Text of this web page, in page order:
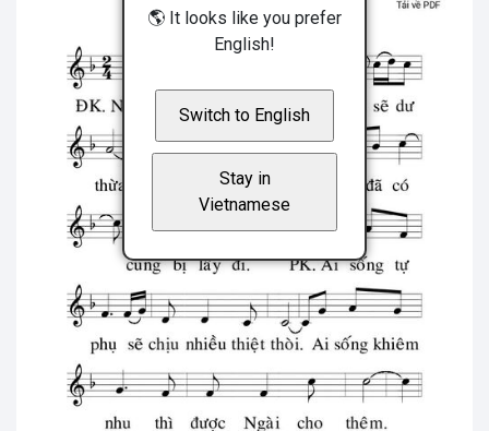
🌎 It looks like you prefer
English!
Switch to English
Stay in
Vietnamese